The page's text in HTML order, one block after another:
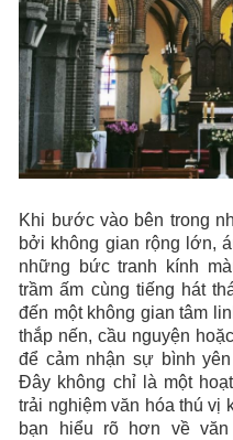
Khi bước vào bên trong
bởi không gian rộng lớn,
những bức tranh kính
trầm ấm cùng tiếng hát
đến một không gian tâm
thắp nến, cầu nguyện
để cảm nhận sự bình
Đây không chỉ là một
trải nghiệm văn hóa thú vị
bạn hiểu rõ hơn về